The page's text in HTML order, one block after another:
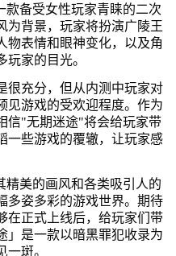
备受女性玩家青睐的二次
为背景，玩家将扮演广陵王
物表情和眼神变化，以及角
家的目光。
很充分，但从内测中玩家对
见游戏的受欢迎程度。作为
信"无期迷途"将会给玩家带
一些游戏的覆辙，让玩家感
美的画风和各类吸引人的
多姿多彩的游戏世界。期待
在正式上线后，给玩家们带
」是一款以暗黑罪犯收录为
斑。